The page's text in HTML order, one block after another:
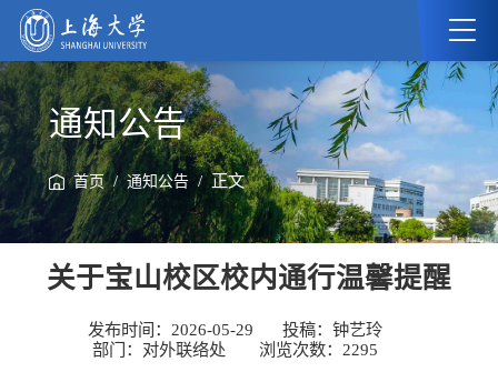
通知公告
首页/通知公告/ 正文
关于宝山校区校内通行温馨提醒
发布时间：2026-05-29
投稿：钟艺玲
部门：对外联络处
浏览次数： 2295